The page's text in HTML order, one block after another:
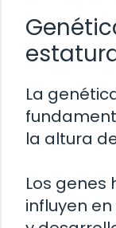
La
la altura
Los
influyen